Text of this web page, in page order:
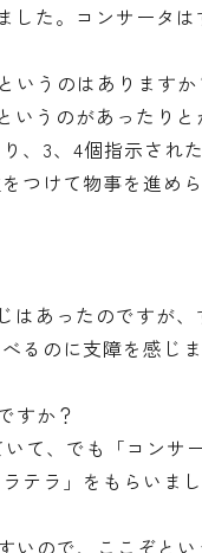
た。 コンサータ
いうのはありますか
うのがあったりと
、3、4個指示され
つけて物事を進め
あったのですが
るのに支障を感じ
すか？
て、でも「コンサ
テラ」をもらいま
ので、ここぞと